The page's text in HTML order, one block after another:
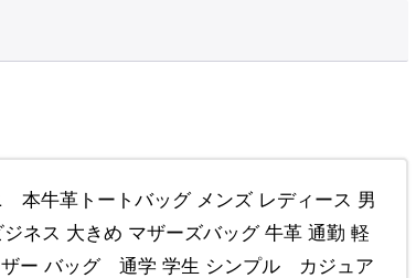
本牛革トートバッグ メンズ レディース 男
ネス 大きめ マザーズバッグ 牛革 通勤 軽
ザー バッグ 通学 学生 シンプル カジュア